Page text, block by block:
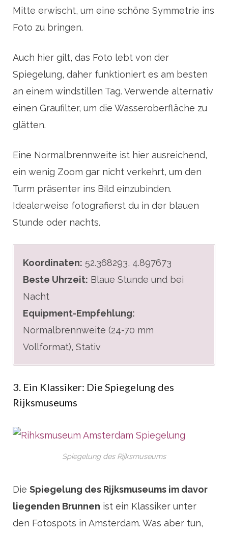
Mitte erwischt, um eine schöne Symmetrie ins
Foto zu bringen.
Auch hier gilt, das Foto lebt von der
Spiegelung, daher funktioniert es am besten
an einem windstillen Tag. Verwende alternativ
einen Graufilter, um die Wasseroberfläche zu
glätten.
Eine Normalbrennweite ist hier ausreichend,
ein wenig Zoom gar nicht verkehrt, um den
Turm präsenter ins Bild einzubinden.
Idealerweise fotografierst du in der blauen
Stunde oder nachts.
Koordinaten: 52.368293, 4.897673
Beste Uhrzeit: Blaue Stunde und bei
Nacht
Equipment-Empfehlung:
Normalbrennweite (24-70 mm
Vollformat), Stativ
3. Ein Klassiker: Die Spiegelung des
Rijksmuseums
Spiegelung des Rijksmuseums
Die Spiegelung des Rijksmuseums im davor
liegenden Brunnen ist ein Klassiker unter
den Fotospots in Amsterdam. Was aber tun,